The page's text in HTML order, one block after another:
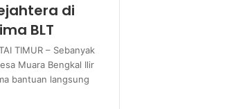
di
BLT
TIMUR – Sebanyak
Muara Bengkal Ilir
bantuan langsung